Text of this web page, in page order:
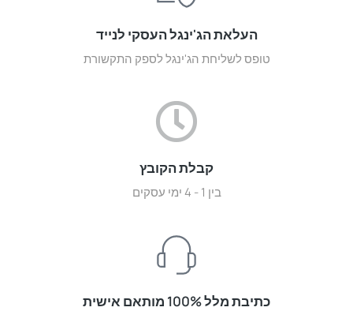
העלאת הג'ינגל העסקי לנייד
טופס לשליחת הג'ינגל לספק התקשורת
קבלת הקובץ
בין 1 - 4 ימי עסקים
כתיבת מלל 100% מותאם אישית